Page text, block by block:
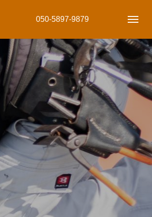
050-5897-9879